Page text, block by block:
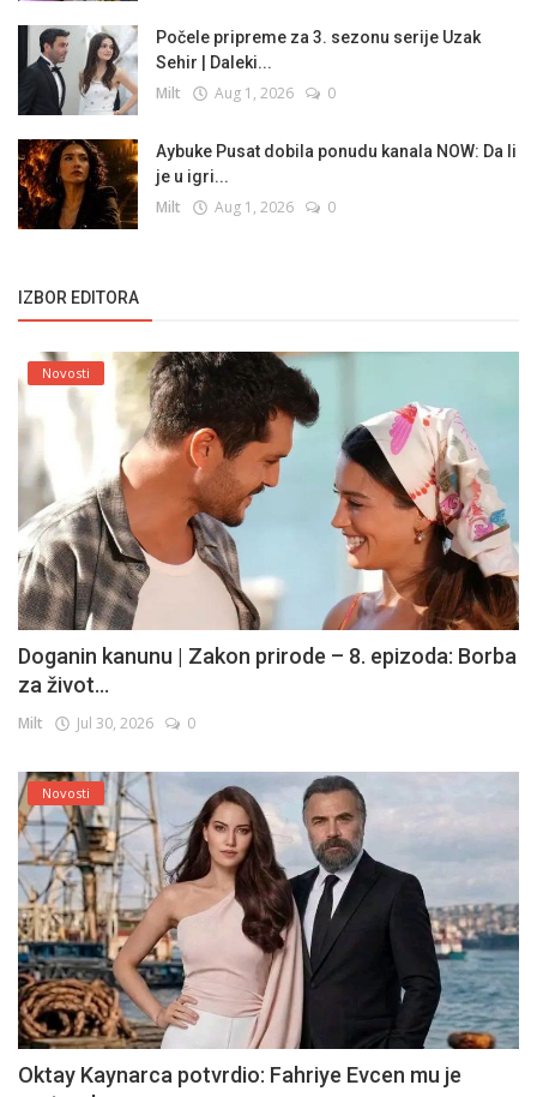
Počele pripreme za 3. sezonu serije Uzak
Sehir | Daleki...
Milt Aug 1, 2026 0
Aybuke Pusat dobila ponudu kanala NOW: Da li
je u igri...
Milt Aug 1, 2026 0
IZBOR EDITORA
Novosti
Doganin kanunu | Zakon prirode – 8. epizoda: Borba
za život...
Milt Jul 30, 2026 0
Novosti
Oktay Kaynarca potvrdio: Fahriye Evcen mu je